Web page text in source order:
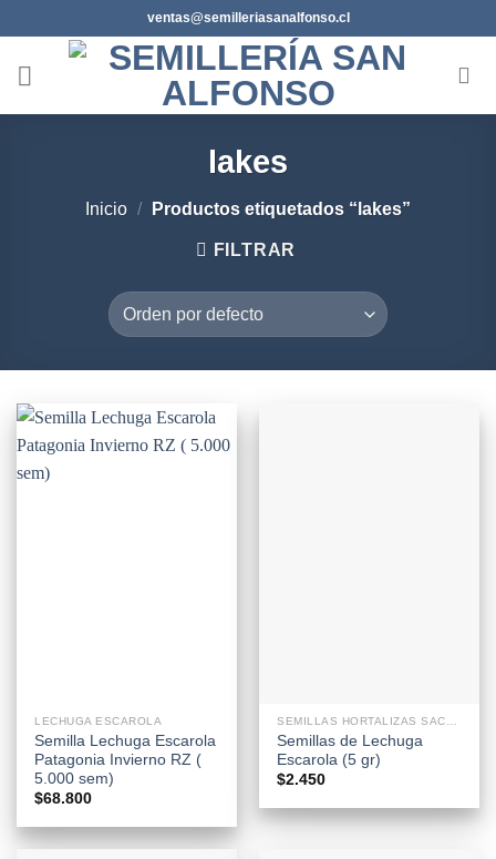
al
contenido
ventas@semilleriasanalfonso.cl
lakes
Inicio / Productos etiquetados “lakes”
FILTRAR
LECHUGA ESCAROLA
Semilla Lechuga Escarola
Patagonia Invierno RZ (
5.000 sem)
$68.800
SEMILLAS HORTALIZAS SACHETS
Semillas de Lechuga
Escarola (5 gr)
$2.450